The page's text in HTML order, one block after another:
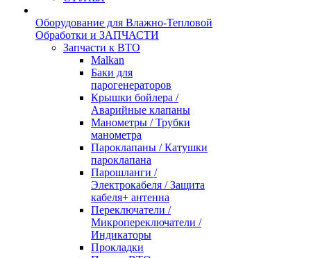
Оборудование для Влажно-Тепловой
Обработки и ЗАПЧАСТИ
Запчасти к ВТО
Malkan
Баки для
парогенераторов
Крышки бойлера /
Аварийные клапаны
Манометры / Трубки
манометра
Пароклапаны / Катушки
пароклапана
Парошланги /
Электрокабеля / Защита
кабеля+ антенна
Переключатели /
Микропереключатели /
Индикаторы
Прокладки